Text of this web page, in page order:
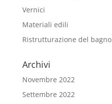
Vernici
Materiali edili
Ristrutturazione del bagno
Archivi
Novembre 2022
Settembre 2022